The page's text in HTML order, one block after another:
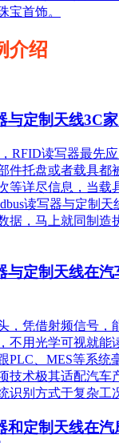
宝首饰。
介绍
与定制天线3C
RFID读写器最先
件托盘或者载具都
等详尽信息，当载
读写器与定制
据，马上就同制造
与定制天线在
，凭借射频信号，
不用光学可视就能
PLC、MES等系统
技术极其适配汽车
识别方式于复杂工
和定制天线在汽